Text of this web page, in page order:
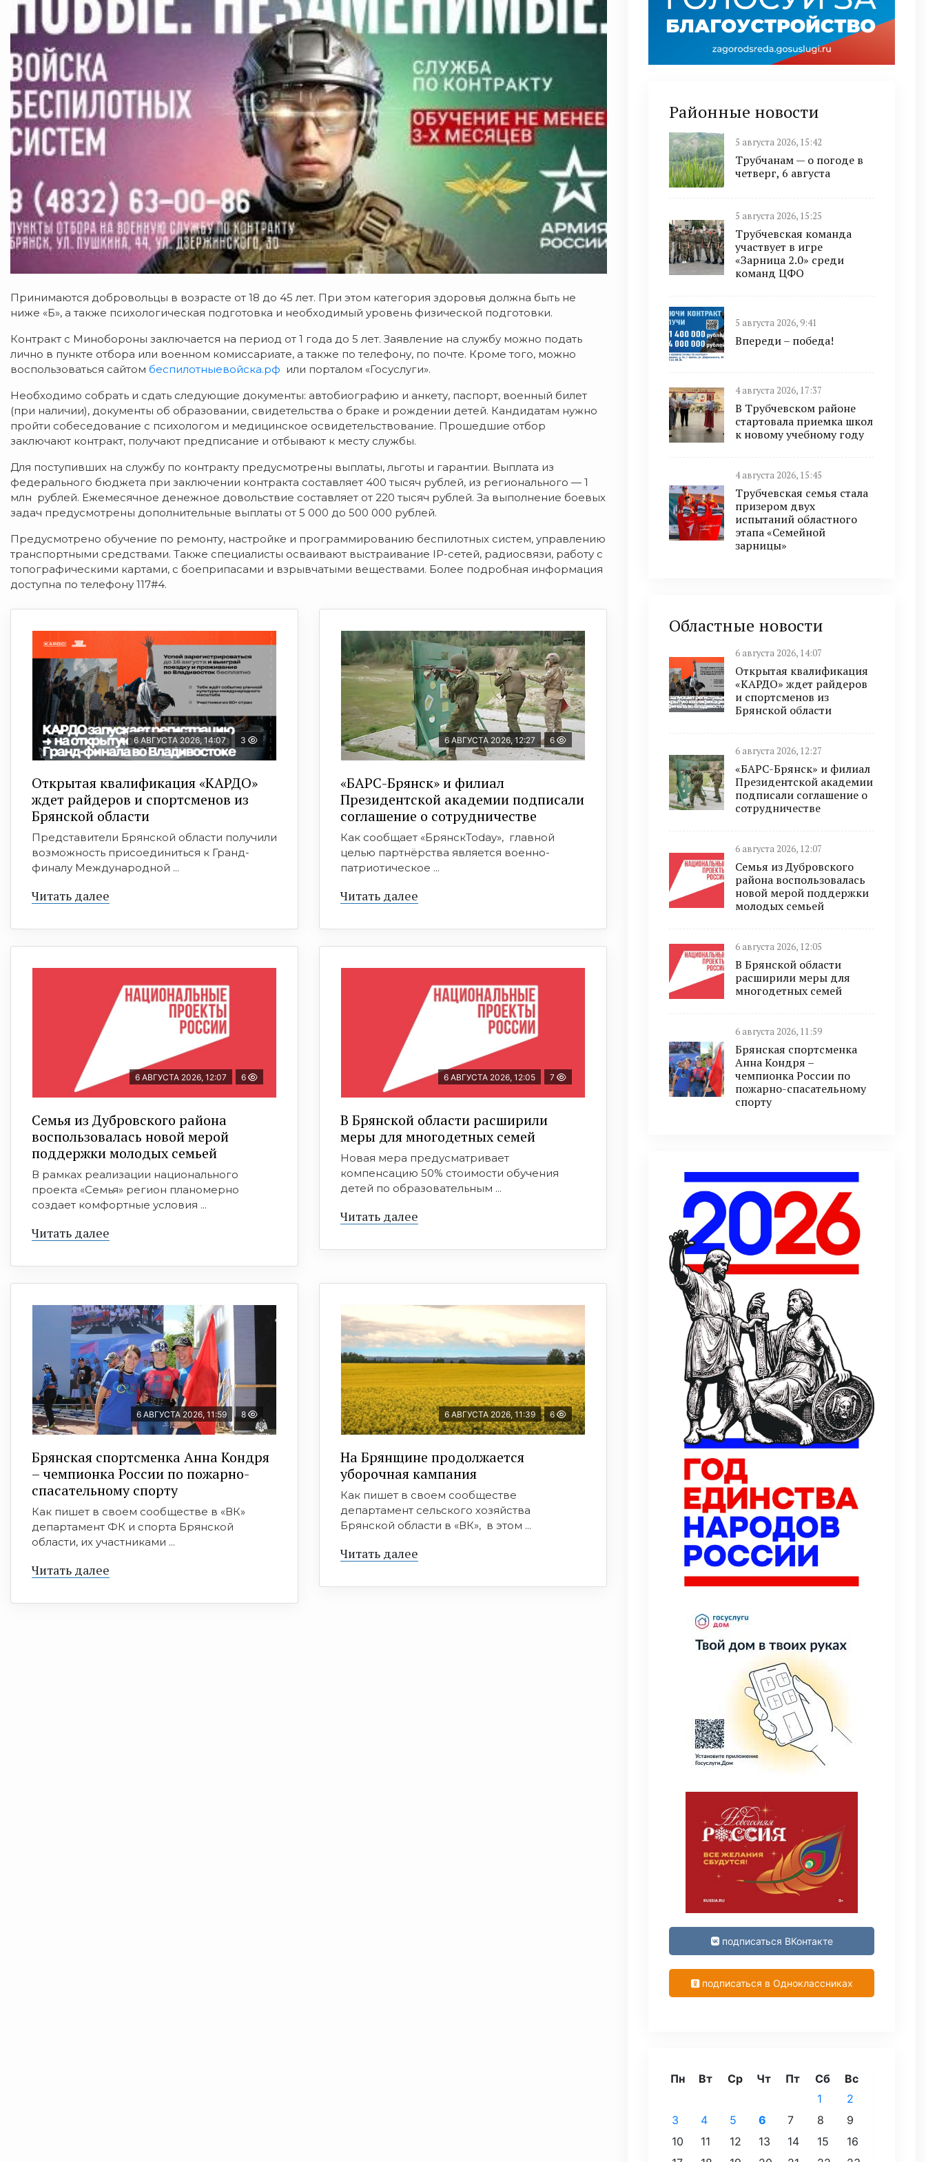
Принимаются добровольцы в возрасте от 18 до 45 лет. При этом категория здоровья должна быть не
ниже «Б», а также психологическая подготовка и необходимый уровень физической подготовки.
Контракт с Минобороны заключается на период от 1 года до 5 лет. Заявление на службу можно подать
лично в пункте отбора или военном комиссариате, а также по телефону, по почте. Кроме того, можно
воспользоваться сайтом беспилотныевойска.рф или порталом «Госуслуги».
Необходимо собрать и сдать следующие документы: автобиографию и анкету, паспорт, военный билет
(при наличии), документы об образовании, свидетельства о браке и рождении детей. Кандидатам нужно
пройти собеседование с психологом и медицинское освидетельствование. Прошедшие отбор
заключают контракт, получают предписание и отбывают к месту службы.
Для поступивших на службу по контракту предусмотрены выплаты, льготы и гарантии. Выплата из
федерального бюджета при заключении контракта составляет 400 тысяч рублей, из регионального — 1
млн рублей. Ежемесячное денежное довольствие составляет от 220 тысяч рублей. За выполнение боевых
задач предусмотрены дополнительные выплаты от 5 000 до 500 000 рублей.
Предусмотрено обучение по ремонту, настройке и программированию беспилотных систем, управлению
транспортными средствами. Также специалисты осваивают выстраивание IP-сетей, радиосвязи, работу с
топографическими картами, с боеприпасами и взрывчатыми веществами. Более подробная информация
доступна по телефону 117#4.
6 АВГУСТА 2026, 14:07 3
Открытая квалификация «КАРДО»
ждет райдеров и спортсменов из
Брянской области
Представители Брянской области получили
возможность присоединиться к Гранд-
финалу Международной ...
Читать далее
6 АВГУСТА 2026, 12:27 6
«БАРС-Брянск» и филиал
Президентской академии подписали
соглашение о сотрудничестве
Как сообщает «БрянскToday», главной
целью партнёрства является военно-
патриотическое ...
Читать далее
6 АВГУСТА 2026, 12:07 6
Семья из Дубровского района
воспользовалась новой мерой
поддержки молодых семьей
В рамках реализации национального
проекта «Семья» регион планомерно
создает комфортные условия ...
Читать далее
6 АВГУСТА 2026, 12:05 7
В Брянской области расширили
меры для многодетных семей
Новая мера предусматривает
компенсацию 50% стоимости обучения
детей по образовательным ...
Читать далее
6 АВГУСТА 2026, 11:59 8
Брянская спортсменка Анна Кондря
– чемпионка России по пожарно-
спасательному спорту
Как пишет в своем сообществе в «ВК»
департамент ФК и спорта Брянской
области, их участниками ...
Читать далее
6 АВГУСТА 2026, 11:39 6
На Брянщине продолжается
уборочная кампания
Как пишет в своем сообществе
департамент сельского хозяйства
Брянской области в «ВК», в этом ...
Читать далее
Районные новости
5 августа 2026, 15:42
Трубчанам — о погоде в
четверг, 6 августа
5 августа 2026, 15:25
Трубчевская команда
участвует в игре
«Зарница 2.0» среди
команд ЦФО
5 августа 2026, 9:41
Впереди – победа!
4 августа 2026, 17:37
В Трубчевском районе
стартовала приемка школ
к новому учебному году
4 августа 2026, 15:45
Трубчевская семья стала
призером двух
испытаний областного
этапа «Семейной
зарницы»
Областные новости
6 августа 2026, 14:07
Открытая квалификация
«КАРДО» ждет райдеров
и спортсменов из
Брянской области
6 августа 2026, 12:27
«БАРС-Брянск» и филиал
Президентской академии
подписали соглашение о
сотрудничестве
6 августа 2026, 12:07
Семья из Дубровского
района воспользовалась
новой мерой поддержки
молодых семьей
6 августа 2026, 12:05
В Брянской области
расширили меры для
многодетных семей
6 августа 2026, 11:59
Брянская спортсменка
Анна Кондря –
чемпионка России по
пожарно-спасательному
спорту
подписаться ВКонтакте
подписаться в Одноклассниках
Пн Вт Ср Чт Пт Сб
Вс
1
2
3
4 5 6 7 8
9
10
11 12 13 14 15
16